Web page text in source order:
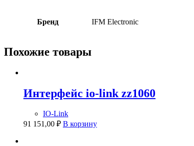
Бренд IFM Electronic
Похожие товары
Интерфейс io-link zz1060
IO-Link
91 151,00 ₽ В корзину